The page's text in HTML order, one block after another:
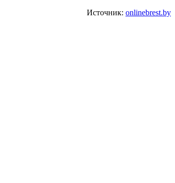
Источник: onlinebrest.by